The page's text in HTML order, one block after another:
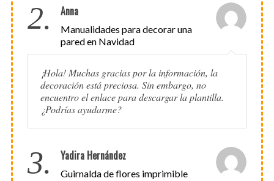
2. Anna
Manualidades para decorar una
pared en Navidad
¡Hola! Muchas gracias por la información, la
decoración está preciosa. Sin embargo, no
encuentro el enlace para descargar la plantilla.
¿Podrías ayudarme?
3. Yadira Hernández
Guirnalda de flores imprimible